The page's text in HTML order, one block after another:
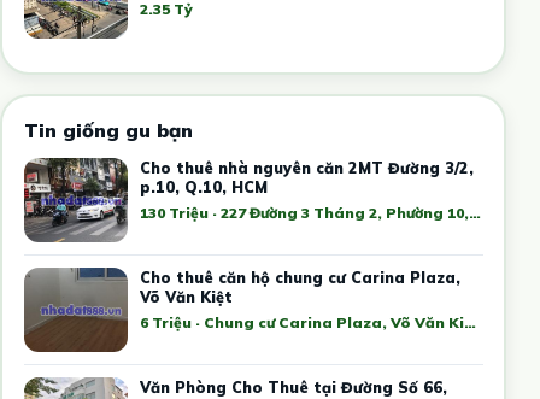
2.35 Tỷ
Tin giống gu bạn
Cho thuê nhà nguyên căn 2MT Đường 3/2,
p.10, Q.10, HCM
130 Triệu · 227 Đường 3 Tháng 2, Phường 10, Quận 10, Hồ Chí Minh, Việt Nam
Cho thuê căn hộ chung cư Carina Plaza,
Võ Văn Kiệt
6 Triệu · Chung cư Carina Plaza, Võ Văn Kiệt, phường 16, Quận 8, Hồ Chí Minh, Việt Nam
Văn Phòng Cho Thuê tại Đường Số 66,